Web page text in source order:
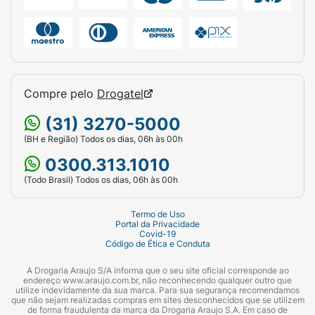
Nitrocellulose, Tosylamide/Formaldehyde
Lecithin. Pode contar: Mica, Polyethylene
Terephthalate, Acrylates Copolymer, Tin
Oxide, Diacetone Alcohol, CI 77000, CI 15850,
CI 77891, CI 77510, CI 77266, CI 15880, CI
19140, CI 77491, CI 16255, CI 60730, CI
45380, CI 77499, CI 74160, CI 75470, CI
Compre pelo Drogatel
(31) 3270-5000
(BH e Região) Todos os dias, 06h às 00h
0300.313.1010
(Todo Brasil) Todos os dias, 06h às 00h
Termo de Uso
Portal da Privacidade
Covid-19
Código de Ética e Conduta
A Drogaria Araujo S/A informa que o seu site oficial corresponde ao
endereço www.araujo.com.br, não reconhecendo qualquer outro que
utilize indevidamente da sua marca. Para sua segurança recomendamos
que não sejam realizadas compras em sites desconhecidos que se utilizem
de forma fraudulenta da marca da Drogaria Araujo S.A. Em caso de